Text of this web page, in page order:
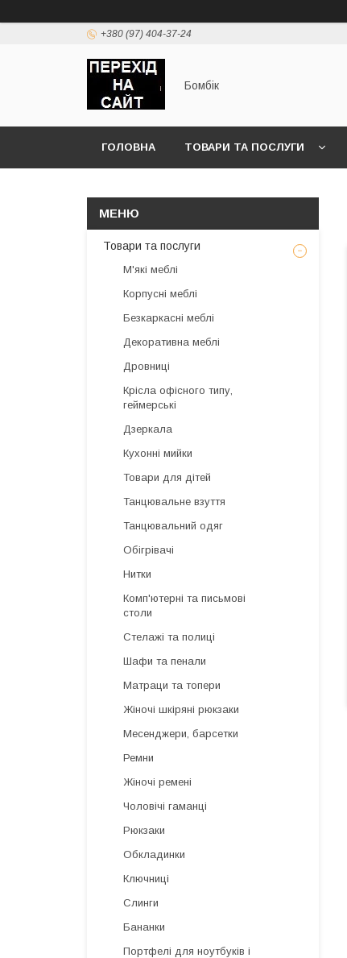
+380 (97) 404-37-24
Бомбік
ГОЛОВНА ТОВАРИ ТА ПОСЛУГИ
Товари та послуги
М'які меблі
Корпусні меблі
Безкаркасні меблі
Декоративна меблі
Дровниці
Крісла офісного типу,
геймерські
Дзеркала
Кухонні мийки
Товари для дітей
Танцювальне взуття
Танцювальний одяг
Обігрівачі
Нитки
Комп'ютерні та письмові
столи
Стелажі та полиці
Шафи та пенали
Матраци та топери
Жіночі шкіряні рюкзаки
Месенджери, барсетки
Ремни
Жіночі ремені
Чоловічі гаманці
Рюкзаки
Обкладинки
Ключниці
Слинги
Бананки
Портфелі для ноутбуків і